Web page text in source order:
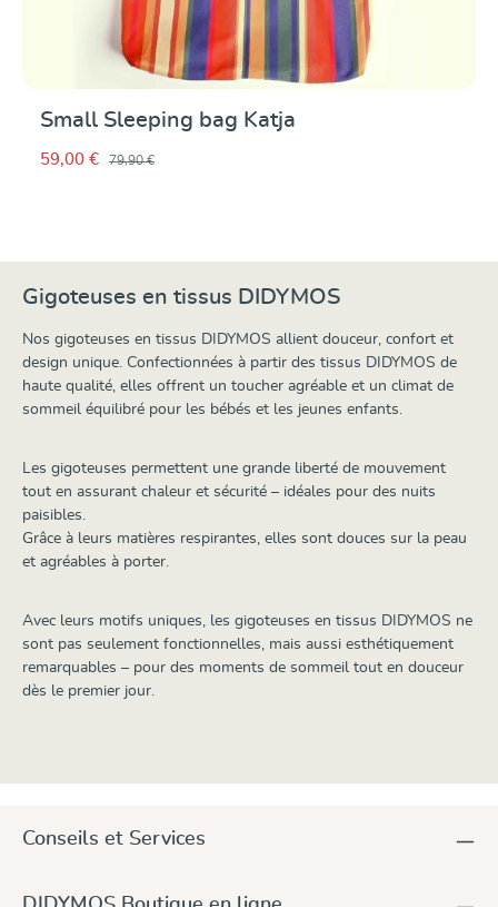
Small Sleeping bag Katja
59,00 € 79,90 €
Gigoteuses en tissus DIDYMOS
Nos gigoteuses en tissus DIDYMOS allient douceur, confort et
design unique. Confectionnées à partir des tissus DIDYMOS de
haute qualité, elles offrent un toucher agréable et un climat de
sommeil équilibré pour les bébés et les jeunes enfants.
Les gigoteuses permettent une grande liberté de mouvement
tout en assurant chaleur et sécurité – idéales pour des nuits
paisibles.
Grâce à leurs matières respirantes, elles sont douces sur la peau
et agréables à porter.
Avec leurs motifs uniques, les gigoteuses en tissus DIDYMOS ne
sont pas seulement fonctionnelles, mais aussi esthétiquement
remarquables – pour des moments de sommeil tout en douceur
dès le premier jour.
Conseils et Services